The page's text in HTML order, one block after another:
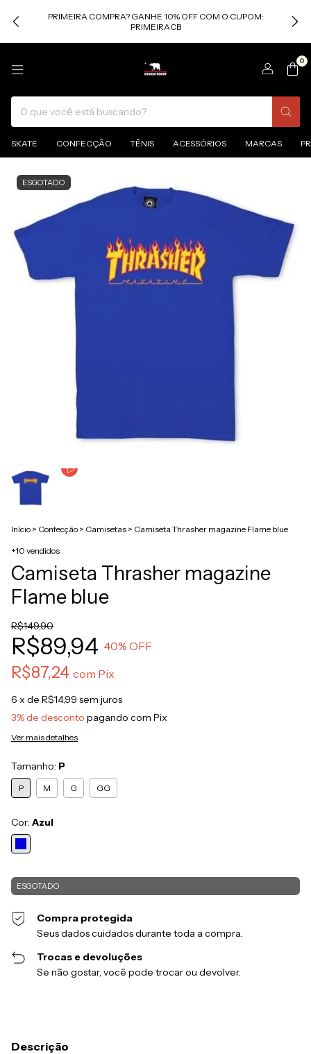
PRIMEIRA COMPRA? GANHE 10% OFF COM O CUPOM:
PRIMEIRACB
0
SKATE CONFECÇÃO TÊNIS ACESSÓRIOS MARCAS
ESGOTADO
Início > Confecção > Camisetas > Camiseta Thrasher magazine Flame blue
+10 vendidos
Camiseta Thrasher magazine
Flame blue
R$149,90
R$89,94 40% OFF
R$87,24 com Pix
6 x de R$14,99 sem juros
3% de desconto pagando com Pix
Ver mais detalhes
Tamanho: P
P M G GG
Cor: Azul
Compra protegida
Seus dados cuidados durante toda a compra.
Trocas e devoluções
Se não gostar, você pode trocar ou devolver.
Descrição